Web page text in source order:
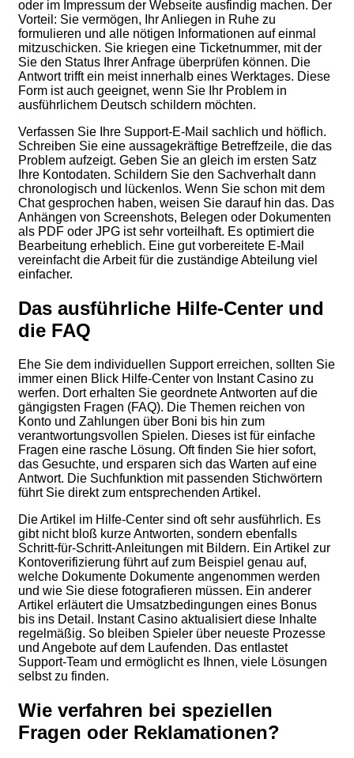
oder im Impressum der Webseite ausfindig machen. Der
Vorteil: Sie vermögen, Ihr Anliegen in Ruhe zu
formulieren und alle nötigen Informationen auf einmal
mitzuschicken. Sie kriegen eine Ticketnummer, mit der
Sie den Status Ihrer Anfrage überprüfen können. Die
Antwort trifft ein meist innerhalb eines Werktages. Diese
Form ist auch geeignet, wenn Sie Ihr Problem in
ausführlichem Deutsch schildern möchten.
Verfassen Sie Ihre Support-E-Mail sachlich und höflich.
Schreiben Sie eine aussagekräftige Betreffzeile, die das
Problem aufzeigt. Geben Sie an gleich im ersten Satz
Ihre Kontodaten. Schildern Sie den Sachverhalt dann
chronologisch und lückenlos. Wenn Sie schon mit dem
Chat gesprochen haben, weisen Sie darauf hin das. Das
Anhängen von Screenshots, Belegen oder Dokumenten
als PDF oder JPG ist sehr vorteilhaft. Es optimiert die
Bearbeitung erheblich. Eine gut vorbereitete E-Mail
vereinfacht die Arbeit für die zuständige Abteilung viel
einfacher.
Das ausführliche Hilfe-Center und
die FAQ
Ehe Sie dem individuellen Support erreichen, sollten Sie
immer einen Blick Hilfe-Center von Instant Casino zu
werfen. Dort erhalten Sie geordnete Antworten auf die
gängigsten Fragen (FAQ). Die Themen reichen von
Konto und Zahlungen über Boni bis hin zum
verantwortungsvollen Spielen. Dieses ist für einfache
Fragen eine rasche Lösung. Oft finden Sie hier sofort,
das Gesuchte, und ersparen sich das Warten auf eine
Antwort. Die Suchfunktion mit passenden Stichwörtern
führt Sie direkt zum entsprechenden Artikel.
Die Artikel im Hilfe-Center sind oft sehr ausführlich. Es
gibt nicht bloß kurze Antworten, sondern ebenfalls
Schritt-für-Schritt-Anleitungen mit Bildern. Ein Artikel zur
Kontoverifizierung führt auf zum Beispiel genau auf,
welche Dokumente Dokumente angenommen werden
und wie Sie diese fotografieren müssen. Ein anderer
Artikel erläutert die Umsatzbedingungen eines Bonus
bis ins Detail. Instant Casino aktualisiert diese Inhalte
regelmäßig. So bleiben Spieler über neueste Prozesse
und Angebote auf dem Laufenden. Das entlastet
Support-Team und ermöglicht es Ihnen, viele Lösungen
selbst zu finden.
Wie verfahren bei speziellen
Fragen oder Reklamationen?